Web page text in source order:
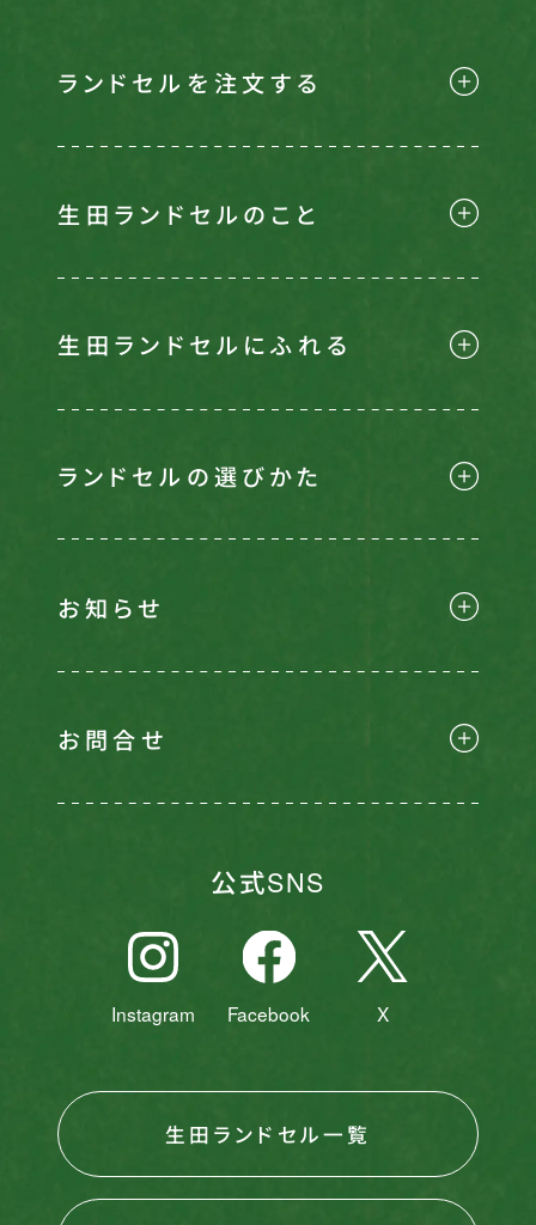
ランドセルを注文する
生田ランドセルのこと
生田ランドセルにふれる
ランドセルの選びかた
お知らせ
お問合せ
公式SNS
Instagram Facebook X
生田ランドセル一覧